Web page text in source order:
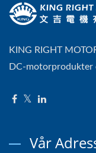
KING RIGHT
DC-motorprodukter
Vår